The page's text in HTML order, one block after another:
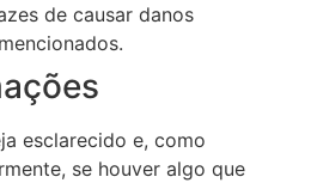
de causar danos
esclarecido e, como
se houver algo que